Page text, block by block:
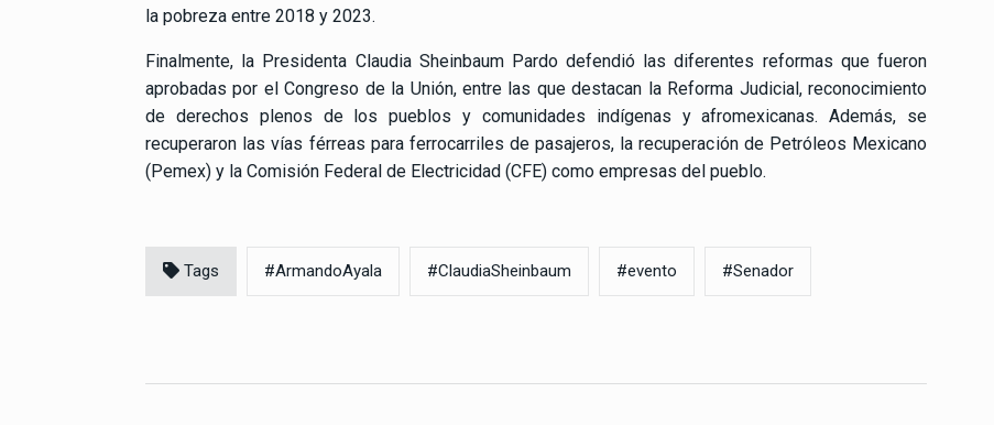
la pobreza entre 2018 y 2023.
Finalmente, la Presidenta Claudia Sheinbaum Pardo defendió las diferentes reformas que fueron
aprobadas por el Congreso de la Unión, entre las que destacan la Reforma Judicial, reconocimiento
de derechos plenos de los pueblos y comunidades indígenas y afromexicanas. Además, se
recuperaron las vías férreas para ferrocarriles de pasajeros, la recuperación de Petróleos Mexicano
(Pemex) y la Comisión Federal de Electricidad (CFE) como empresas del pueblo.
Tags #ArmandoAyala #ClaudiaSheinbaum #evento #Senador